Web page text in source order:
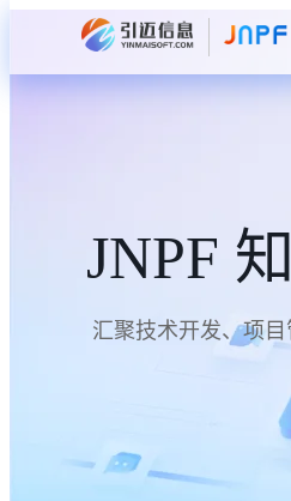
JNPF
汇聚技术开发、项